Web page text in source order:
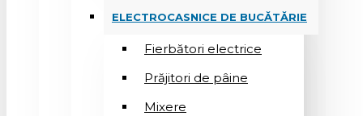
ELECTROCASNICE DE BUCĂTĂRIE
Fierbători electrice
Prăjitori de pâine
Mixere